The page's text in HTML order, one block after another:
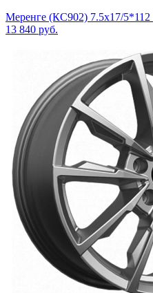
Меренге (КС902) 7.5x17/
13 840 руб.